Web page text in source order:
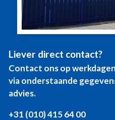
p63
SIC
e10D-
Liever direct contact?
Contact ons op
via onderstaande
advies.
+31 (010) 415 64 00